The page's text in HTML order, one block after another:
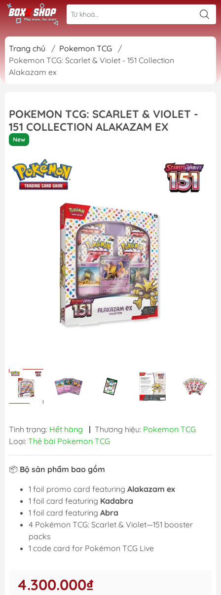
Trang chủ / Pokemon TCG
/
Pokemon TCG: Scarlet & Violet - 151 Collection
Alakazam ex
POKEMON TCG: SCARLET & VIOLET -
151 COLLECTION ALAKAZAM EX
New
Tình trạng: Hết hàng | Thương hiệu: Pokemon TCG
Loại: Thẻ bài Pokemon TCG
📦 Bộ sản phẩm bao gồm
1 foil promo card featuring Alakazam ex
1 foil card featuring Kadabra
1 foil card featuring Abra
4 Pokémon TCG: Scarlet & Violet—151 booster
packs
1 code card for Pokémon TCG Live
4.300.000₫